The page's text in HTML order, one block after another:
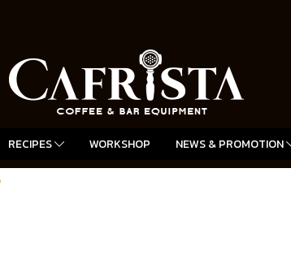
RECIPES WORKSHOP NEWS & PROMOTION